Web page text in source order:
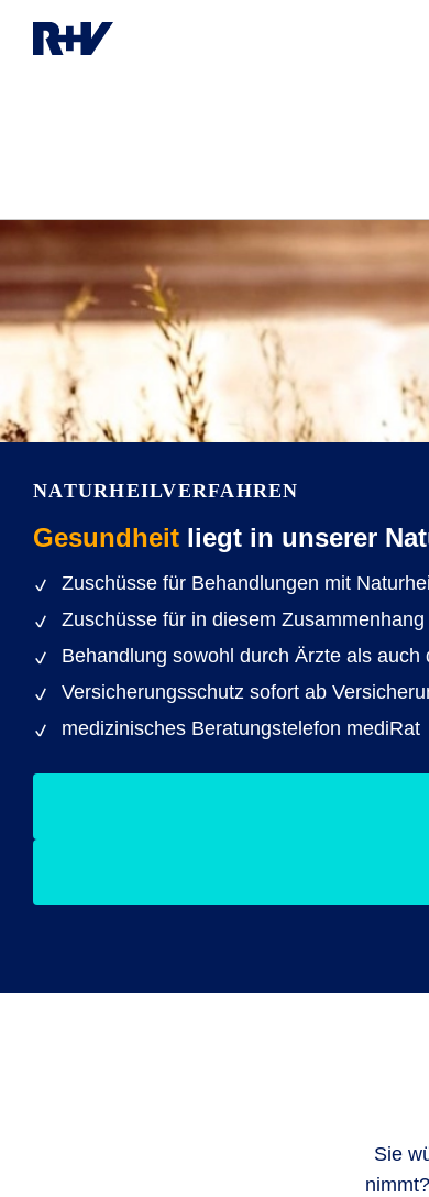
NATURHEIL­VERFAHREN
Gesundheit liegt in unserer
Zuschüsse für Behandlungen mit
Zuschüsse für in diesem
Behandlung sowohl durch Ärzte als
Versicherungsschutz sofort ab
medizinisches Beratungstelefon mediRat
Sie